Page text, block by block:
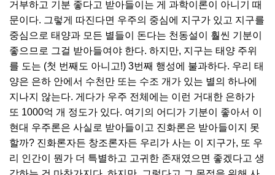
거부하고 기분 좋다고 받아들이는 게 과학이론이 아니기 때
문이다. 그렇게 따진다면 우주의 중심에 지구가 있고 지구를
중심으로 태양과 모든 별들이 돈다는 천동설이 훨씬 기분이
좋으므로 그걸 받아들여야 한다. 하지만, 지구는 태양 주위
를 도는 (첫 번째도 아니고!) 3번째 행성에 불과하다. 우리 태
양은 은하 안에서 수천만 또는 수조 개가 있는 별의 하나에
지나지 않는다. 게다가 우주 전체에는 이런 거대한 은하가
또 1000억 개 정도가 있다. 여기의 어디가 기분이 좋아서 이
현대 우주론은 사실로 받아들이고 진화론은 받아들이지 못
할까? 진화론자든 창조론자든 우리가 사는 이 지구가, 또 우
리 인간이 뭔가 더 특별하고 고귀한 존재였으면 좋겠다고 생